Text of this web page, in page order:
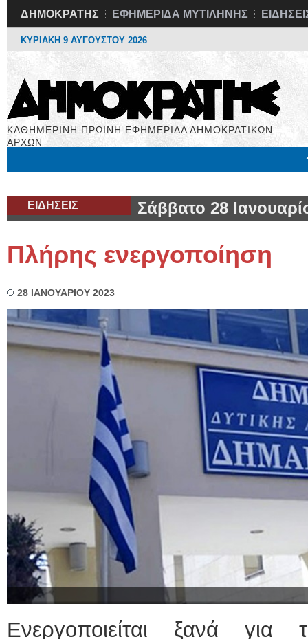
ΔΗΜΟΚΡΑΤΗΣ ΕΦΗΜΕΡΙΔΑ ΜΥΤΙΛΗΝΗΣ
ΚΥΡΙΑΚΗ 9 ΑΥΓΟΥΣΤΟΥ 2026
ΚΑΘΗΜΕΡΙΝΗ ΠΡΩΙΝΗ ΕΦΗΜΕΡΙΔΑ ΔΗΜΟΚΡΑΤΙΚΩΝ
ΑΡΧΩΝ
ΕΙΔΗΣΕΙΣ Σάββατο 28
Πλήρης ενεργοποίηση
28 ΙΑΝΟΥΑΡΙΟΥ 2023
Ενεργοποιείται ξανά